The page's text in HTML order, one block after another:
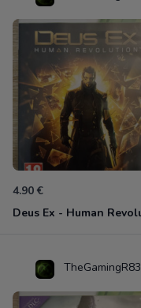
4.90 €
TheGamingR83